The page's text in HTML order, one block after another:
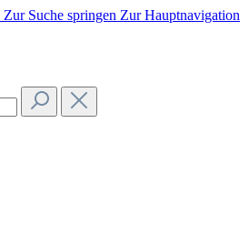
Zur Suche springen Zur Hauptnavigation